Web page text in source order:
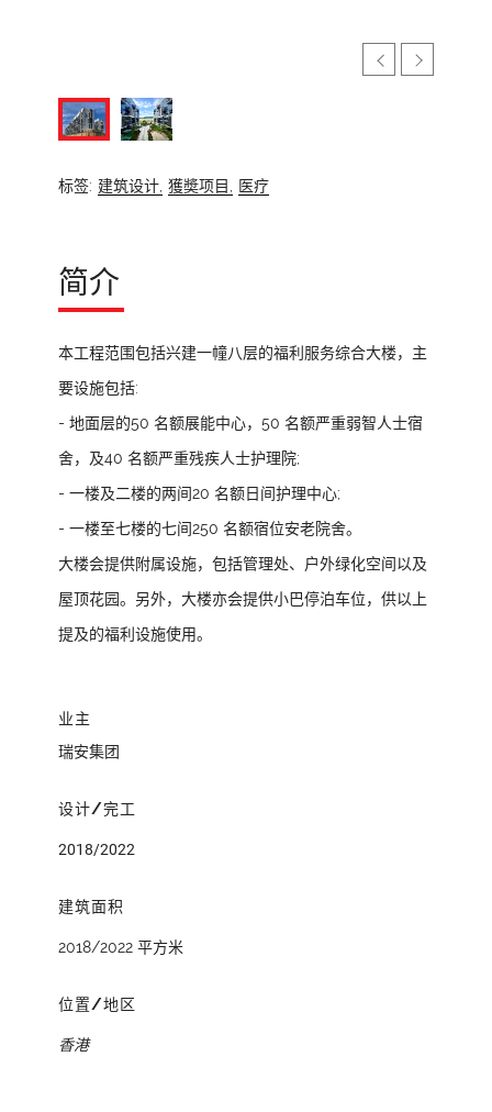
标签: 建筑设计, 獲奬项目, 医疗
简介
本工程范围包括兴建一幢八层的福利服务综合大楼，主
要设施包括:
- 地面层的50 名额展能中心，50 名额严重弱智人士宿
舍，及40 名额严重残疾人士护理院;
- 一楼及二楼的两间20 名额日间护理中心;
- 一楼至七楼的七间250 名额宿位安老院舍。
大楼会提供附属设施，包括管理处、户外绿化空间以及
屋顶花园。另外，大楼亦会提供小巴停泊车位，供以上
提及的福利设施使用。
业主
瑞安集团
设计/完工
2018/2022
建筑面积
2018/2022 平方米
位置/地区
香港